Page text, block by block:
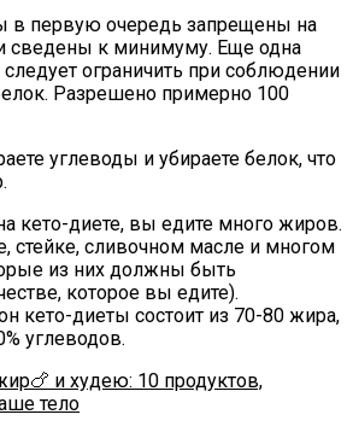
в первую очередь запрещены на
сведены к минимуму. Еще одна
ограничить при соблюдении
Разрешено примерно 100
углеводы и убираете белок, что
кето-диете, вы едите много жиров.
стейке, сливочном масле и многом
из них должны быть
которое вы едите).
кето-диеты состоит из 70-80 жира,
углеводов.
и худею: 10 продуктов,
тело